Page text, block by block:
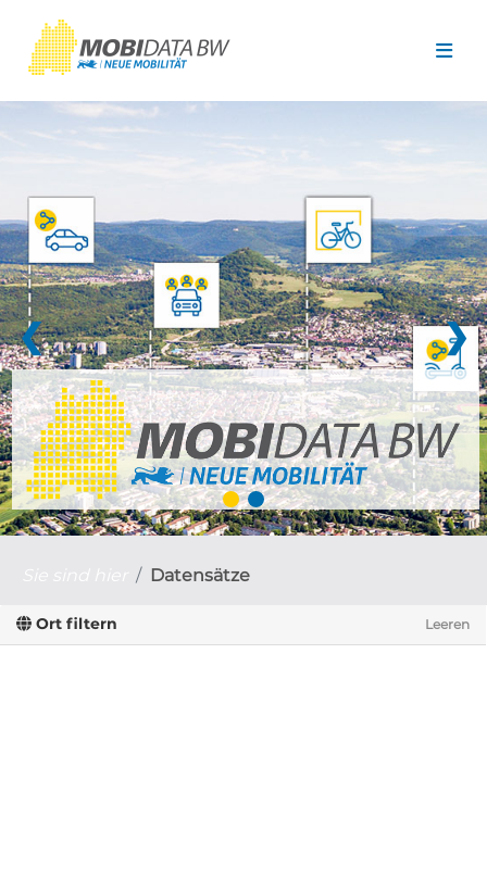
❮ ❯
Datensätze
Ort filtern Leeren